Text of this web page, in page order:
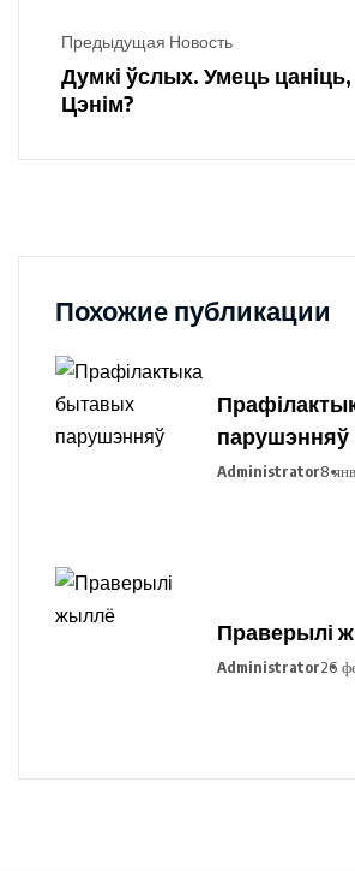
Предыдущая Новость
Думкі ўслых. Умець
Цэнім?
Похожие публикации
парушэнняў
Administrator8
Праверылі
Administrator26